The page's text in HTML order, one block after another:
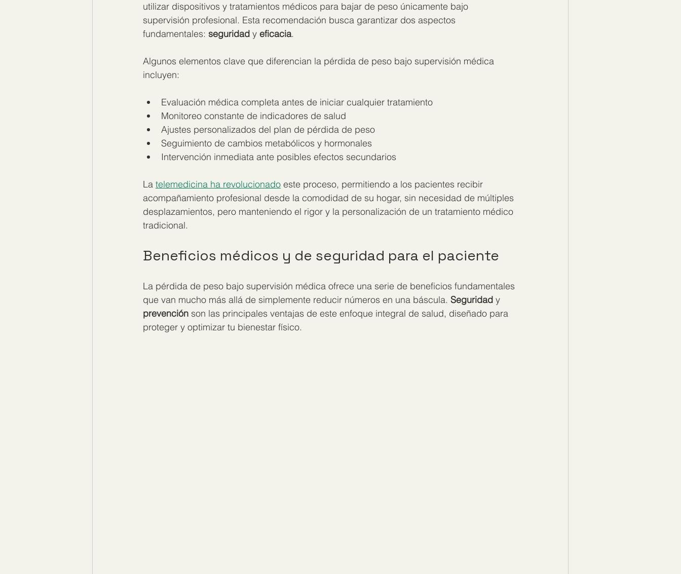
utilizar dispositivos y tratamientos médicos para bajar de peso únicamente bajo
supervisión profesional. Esta recomendación busca garantizar dos aspectos
fundamentales: seguridad y eficacia.
Algunos elementos clave que diferencian la pérdida de peso bajo supervisión médica
incluyen:
Evaluación médica completa antes de iniciar cualquier tratamiento
Monitoreo constante de indicadores de salud
Ajustes personalizados del plan de pérdida de peso
Seguimiento de cambios metabólicos y hormonales
Intervención inmediata ante posibles efectos secundarios
La telemedicina ha revolucionado este proceso, permitiendo a los pacientes recibir
acompañamiento profesional desde la comodidad de su hogar, sin necesidad de múltiples
desplazamientos, pero manteniendo el rigor y la personalización de un tratamiento médico
tradicional.
Beneficios médicos y de seguridad para el paciente
La pérdida de peso bajo supervisión médica ofrece una serie de beneficios fundamentales
que van mucho más allá de simplemente reducir números en una báscula. Seguridad y
prevención son las principales ventajas de este enfoque integral de salud, diseñado para
proteger y optimizar tu bienestar físico.